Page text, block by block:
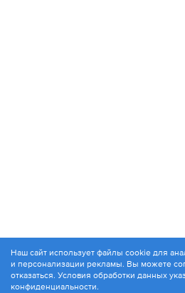
© 1994-2026. ЗАО
Политика
Наш сайт использует файлы cookie для
и персонализации рекламы. Вы можете
отказаться. Условия обработки данных
конфиденциальности.